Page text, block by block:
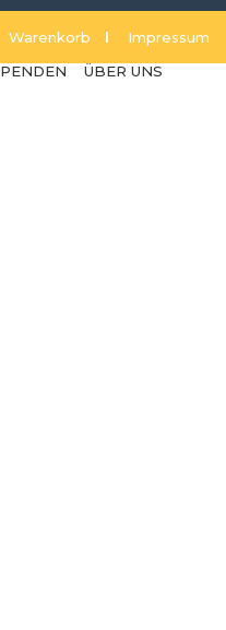
Warenkorb
Impressum
ÜBER UNS